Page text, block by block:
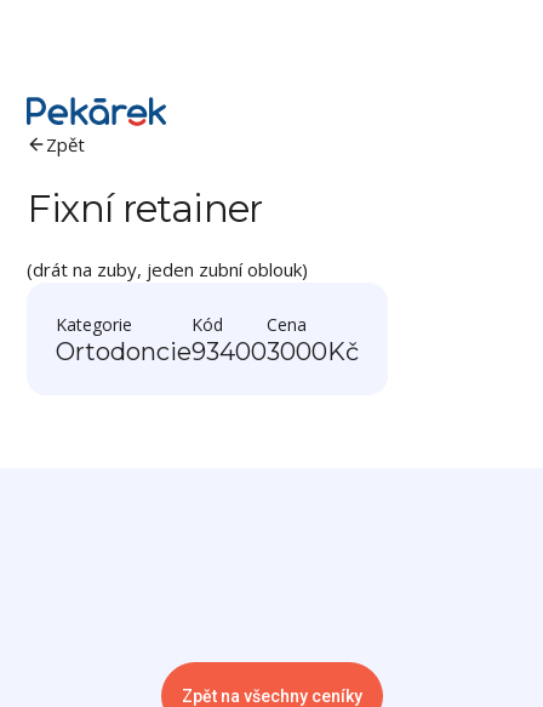
Zpět
Fixní retainer
(drát na zuby, jeden zubní oblouk)
Kategorie
Ortodoncie
Kód
93400
Cena
3000Kč
Zpět na všechny ceníky